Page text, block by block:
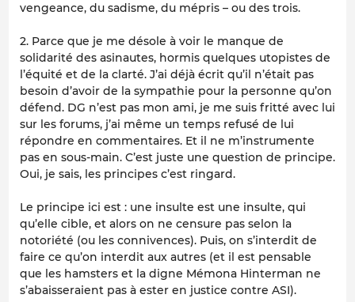
vengeance, du sadisme, du mépris – ou des trois.
2. Parce que je me désole à voir le manque de
solidarité des asinautes, hormis quelques utopistes de
l’équité et de la clarté. J’ai déjà écrit qu’il n’était pas
besoin d’avoir de la sympathie pour la personne qu’on
défend. DG n’est pas mon ami, je me suis fritté avec lui
sur les forums, j’ai même un temps refusé de lui
répondre en commentaires. Et il ne m’instrumente
pas en sous-main. C’est juste une question de principe.
Oui, je sais, les principes c’est ringard.
Le principe ici est : une insulte est une insulte, qui
qu’elle cible, et alors on ne censure pas selon la
notoriété (ou les connivences). Puis, on s’interdit de
faire ce qu’on interdit aux autres (et il est pensable
que les hamsters et la digne Mémona Hinterman ne
s’abaisseraient pas à ester en justice contre ASI).